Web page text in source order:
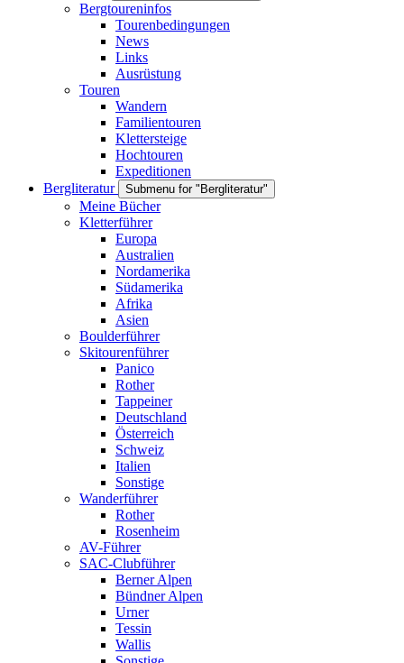
Bergtoureninfos
Tourenbedingungen
News
Links
Ausrüstung
Touren
Wandern
Familientouren
Klettersteige
Hochtouren
Expeditionen
Bergliteratur
Submenu for "Bergliteratur"
Meine Bücher
Kletterführer
Europa
Australien
Nordamerika
Südamerika
Afrika
Asien
Boulderführer
Skitourenführer
Panico
Rother
Tappeiner
Deutschland
Österreich
Schweiz
Italien
Sonstige
Wanderführer
Rother
Rosenheim
AV-Führer
SAC-Clubführer
Berner Alpen
Bündner Alpen
Urner
Tessin
Wallis